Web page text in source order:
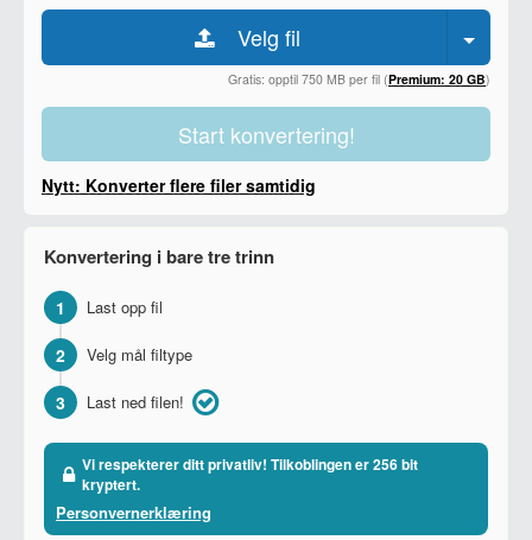
Velg fil
Gratis: opptil 750 MB per fil (Premium: 20 GB)
Start konvertering!
Nytt: Konverter flere filer samtidig
Konvertering i bare tre trinn
1 Last opp fil
2 Velg mål filtype
3 Last ned filen!
Vi respekterer ditt privatliv! Tilkoblingen er 256 bit
kryptert.
Personvernerklæring